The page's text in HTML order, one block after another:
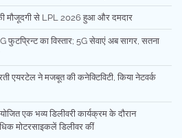
मौजूदगी से LPL 2026 हुआ और दमदार
फुटप्रिन्ट का विस्तार; 5G सेवाएं अब सागर, सतना
एयरटेल ने मजबूत की कनेक्टिविटी, किया नेटवर्क
एक भव्य डिलीवरी कार्यक्रम के दौरान
मोटरसाइकलें डिलीवर कीं